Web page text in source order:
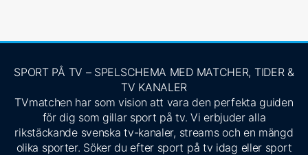
SPORT PÅ TV – SPELSCHEMA MED MATCHER, TIDER &
TV KANALER
TVmatchen har som vision att vara den perfekta guiden
för dig som gillar sport på tv. Vi erbjuder alla
rikstäckande svenska tv-kanaler, streams och en mängd
olika sporter. Söker du efter sport på tv idag eller sport